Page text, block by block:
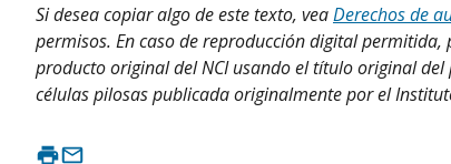
Si desea copiar algo de este texto, veaDerechos de
permisos. En caso de reproducción digital
producto original del NCI usando el título original
células pilosas publicada originalmente por el